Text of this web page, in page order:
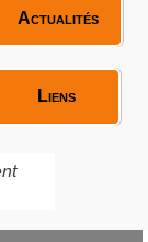
Actualités
Liens